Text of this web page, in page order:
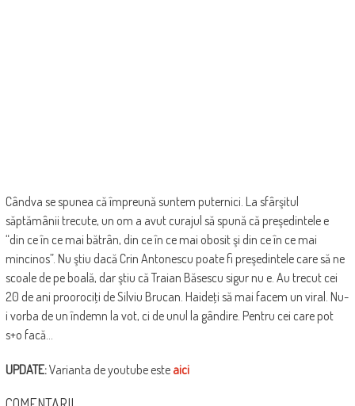
Cândva se spunea că împreună suntem puternici. La sfârşitul
săptămânii trecute, un om a avut curajul să spună că preşedintele e
“din ce în ce mai bătrân, din ce în ce mai obosit şi din ce în ce mai
mincinos”. Nu ştiu dacă Crin Antonescu poate fi preşedintele care să ne
scoale de pe boală, dar ştiu că Traian Băsescu sigur nu e. Au trecut cei
20 de ani proorociţi de Silviu Brucan. Haideţi să mai facem un viral. Nu-
i vorba de un îndemn la vot, ci de unul la gândire. Pentru cei care pot
s+o facă…
UPDATE:Varianta de youtube este aici